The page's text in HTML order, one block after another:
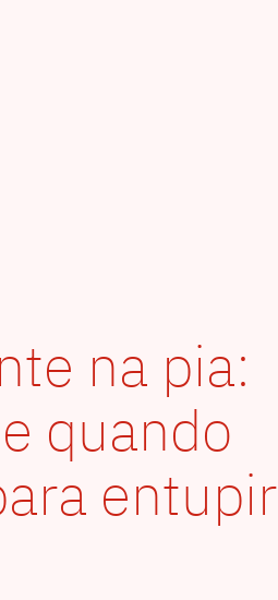
na pia:
quando
entupir